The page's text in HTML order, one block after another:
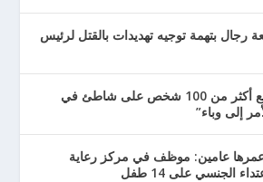
رجال بتهمة توجيه تهديدات بالقتل لرئيس
قنديل بحر ملون يلسع أكثر من 100 شخص على شاطئ في
إلى وباء”
عامين: موظف في مركز رعاية
الجنسي على 14 طفل